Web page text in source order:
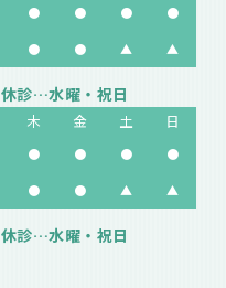
● ● ● ●
● ● ▲ ▲
休診…水曜・祝日
木 金 土
日
● ● ● ●
● ● ▲ ▲
休診…水曜・祝日